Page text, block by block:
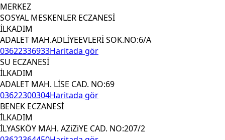
MERKEZ
SOSYAL MESKENLER ECZANESİ
İLKADIM
ADALET MAH.ADLİYEEVLERİ SOK.NO:6/A
03622336933Haritada gör
SU ECZANESİ
İLKADIM
ADALET MAH. LİSE CAD. NO:69
03622300304Haritada gör
BENEK ECZANESİ
İLKADIM
İLYASKÖY MAH. AZiZiYE CAD. NO:207/2